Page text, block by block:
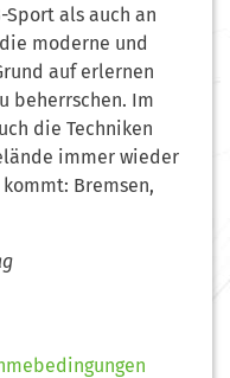
Sport als auch an
moderne und
auf erlernen
beherrschen. Im
die Techniken
immer wieder
Bremsen,